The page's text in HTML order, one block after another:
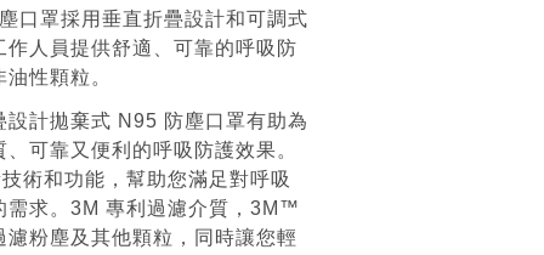
口罩採用垂直折疊設計和可調式
作人員提供舒適、可靠的呼吸防
性顆粒。
設計拋棄式 N95 防塵口罩有助為
可靠又便利的呼吸防護效果。
術和功能，幫助您滿足對呼吸
需求。3M 專利過濾介質，3M™
濾粉塵及其他顆粒，同時讓您輕